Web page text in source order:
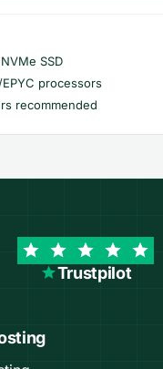
SSD
processors
recommended
Trustpilot